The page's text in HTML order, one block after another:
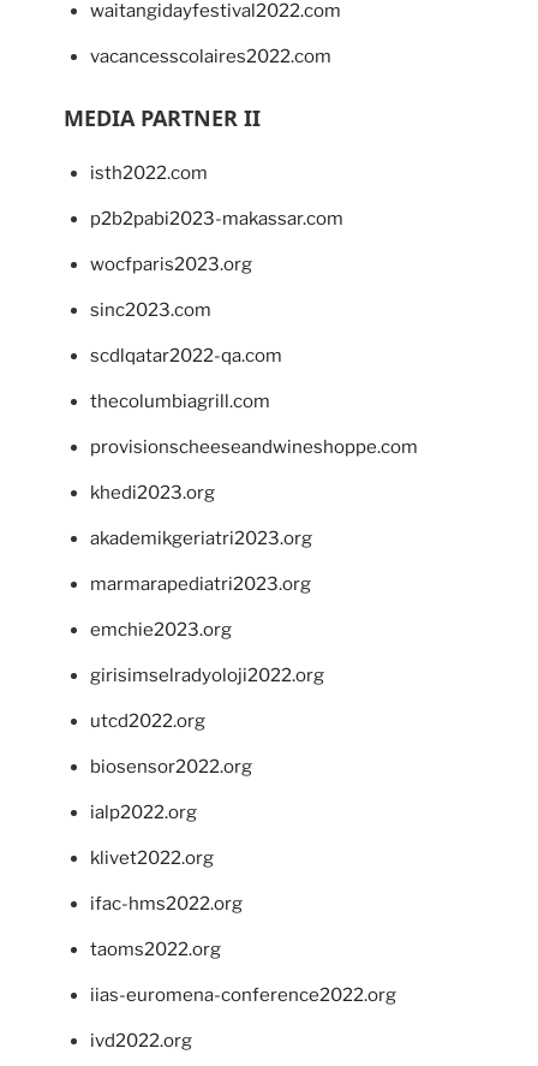
waitangidayfestival2022.com
vacancesscolaires2022.com
MEDIA PARTNER II
isth2022.com
p2b2pabi2023-makassar.com
wocfparis2023.org
sinc2023.com
scdlqatar2022-qa.com
thecolumbiagrill.com
provisionscheeseandwineshoppe.com
khedi2023.org
akademikgeriatri2023.org
marmarapediatri2023.org
emchie2023.org
girisimselradyoloji2022.org
utcd2022.org
biosensor2022.org
ialp2022.org
klivet2022.org
ifac-hms2022.org
taoms2022.org
iias-euromena-conference2022.org
ivd2022.org